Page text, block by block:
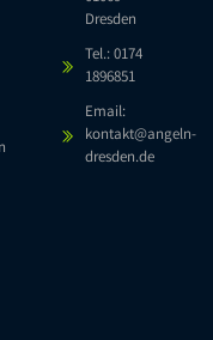
Dresden
Tel.: 0174
1896851
Email:
kontakt@angeln-
dresden.de